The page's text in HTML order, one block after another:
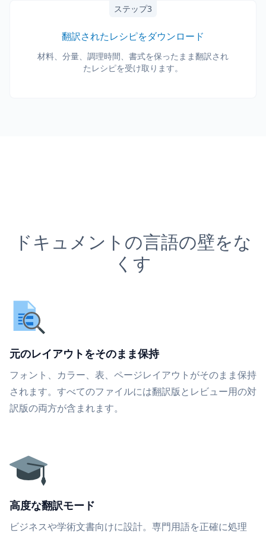
ステップ3
翻訳されたレシピをダウンロード
材料、分量、調理時間、書式を保ったまま翻訳され
たレシピを受け取ります。
ドキュメントの言語の壁をな
くす
元のレイアウトをそのまま保持
フォント、カラー、表、ページレイアウトがそのまま保持
されます。すべてのファイルには翻訳版とレビュー用の対
訳版の両方が含まれます。
高度な翻訳モード
ビジネスや学術文書向けに設計。専門用語を正確に処理